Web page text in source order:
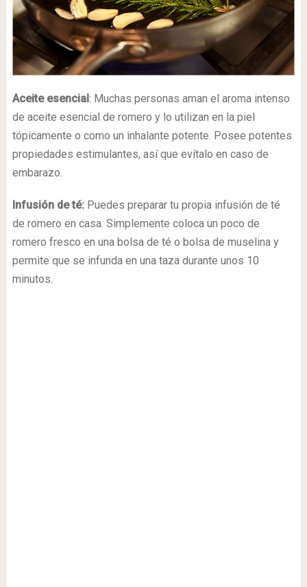
Aceite esencial : Muchas personas aman el aroma intenso
de aceite esencial de romero y lo utilizan en la piel
tópicamente o como un inhalante potente. Posee potentes
propiedades estimulantes, así que evítalo en caso de
embarazo.
Infusión de té:Puedes preparar tu propia infusión de té
de romero en casa. Simplemente coloca un poco de
romero fresco en una bolsa de té o bolsa de muselina y
permite que se infunda en una taza durante unos 10
minutos.